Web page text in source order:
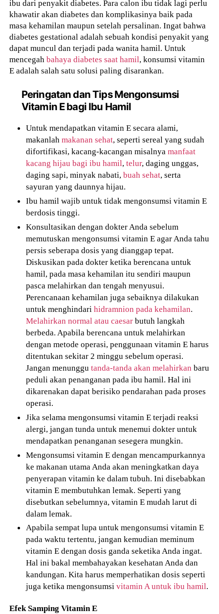
ibu dari penyakit diabetes. Para calon ibu tidak lagi perlu
khawatir akan diabetes dan komplikasinya baik pada
masa kehamilan maupun setelah persalinan. Ingat bahwa
diabetes gestational adalah sebuah kondisi penyakit yang
dapat muncul dan terjadi pada wanita hamil. Untuk
mencegahbahaya diabetes saat hamil, konsumsi vitamin
E adalah salah satu solusi paling disarankan.
Peringatan dan Tips Mengonsumsi
Vitamin E bagi Ibu Hamil
Untuk mendapatkan vitamin E secara alami,
makanlahmakanan sehat, seperti sereal yang sudah
difortifikasi, kacang-kacangan misalnyamanfaat
kacang hijau bagi ibu hamil,telur, daging unggas,
daging sapi, minyak nabati,buah sehat, serta
sayuran yang daunnya hijau.
Ibu hamil wajib untuk tidak mengonsumsi vitamin E
berdosis tinggi.
Konsultasikan dengan dokter Anda sebelum
memutuskan mengonsumsi vitamin E agar Anda tahu
persis seberapa dosis yang dianggap tepat.
Diskusikan pada dokter ketika berencana untuk
hamil, pada masa kehamilan itu sendiri maupun
pasca melahirkan dan tengah menyusui.
Perencanaan kehamilan juga sebaiknya dilakukan
untuk menghindarihidramnion pada kehamilan.
Melahirkan normal atau caesar butuh langkah
berbeda. Apabila berencana untuk melahirkan
dengan metode operasi, penggunaan vitamin E harus
ditentukan sekitar 2 minggu sebelum operasi.
Jangan menunggutanda-tanda akan melahirkan baru
peduli akan penanganan pada ibu hamil. Hal ini
dikarenakan dapat berisiko pendarahan pada proses
operasi.
Jika selama mengonsumsi vitamin E terjadi reaksi
alergi, jangan tunda untuk menemui dokter untuk
mendapatkan penanganan sesegera mungkin.
Mengonsumsi vitamin E dengan mencampurkannya
ke makanan utama Anda akan meningkatkan daya
penyerapan vitamin ke dalam tubuh. Ini disebabkan
vitamin E membutuhkan lemak. Seperti yang
disebutkan sebelumnya, vitamin E mudah larut di
dalam lemak.
Apabila sempat lupa untuk mengonsumsi vitamin E
pada waktu tertentu, jangan kemudian meminum
vitamin E dengan dosis ganda seketika Anda ingat.
Hal ini bakal membahayakan kesehatan Anda dan
kandungan. Kita harus memperhatikan dosis seperti
juga ketika mengonsumsivitamin A untuk ibu hamil.
Efek Samping Vitamin E